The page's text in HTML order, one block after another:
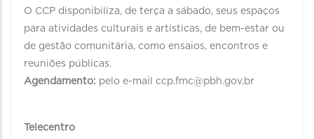
O CCP disponibiliza, de terça a sábado, seus espaços
para atividades culturais e artísticas, de bem-estar ou
de gestão comunitária, como ensaios, encontros e
reuniões públicas.
Agendamento: pelo e-mail ccp.fmc@pbh.gov.br
Telecentro